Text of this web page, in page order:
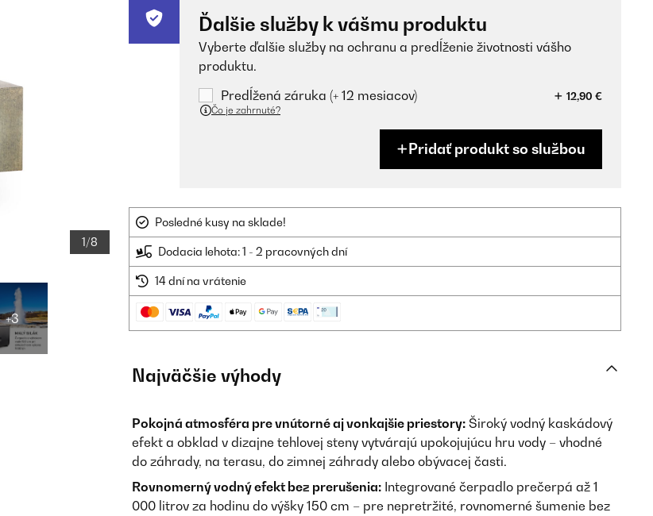
1/8
+3
Ďalšie služby k vášmu produktu
Vyberte ďalšie služby na ochranu a predĺženie životnosti vášho
produktu.
Predĺžená záruka (+ 12 mesiacov)
12,90 €
Čo je zahrnuté?
Pridať produkt so službou
Posledné kusy na sklade!
Dodacia lehota: 1 - 2 pracovných dní
14 dní na vrátenie
Najväčšie výhody
Pokojná atmosféra pre vnútorné aj vonkajšie priestory: Široký vodný kaskádový
efekt a obklad v dizajne tehlovej steny vytvárajú upokojujúcu hru vody – vhodné
do záhrady, na terasu, do zimnej záhrady alebo obývacej časti.
Rovnomerný vodný efekt bez prerušenia: Integrované čerpadlo prečerpá až 1
000 litrov za hodinu do výšky 150 cm – pre nepretržité, rovnomerné šumenie bez